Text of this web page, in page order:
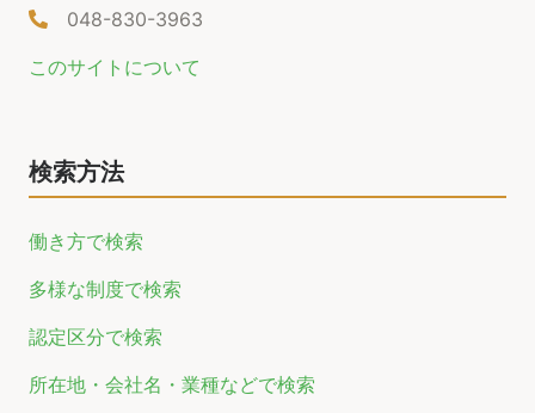
048-830-3963
このサイトについて
検索方法
働き方で検索
多様な制度で検索
認定区分で検索
所在地・会社名・業種などで検索